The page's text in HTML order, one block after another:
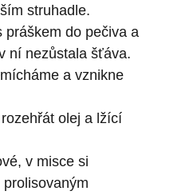
struhadle.
práškem do pečiva a
ní nezůstala šťáva.
a vznikne
olej a lžící
v misce si